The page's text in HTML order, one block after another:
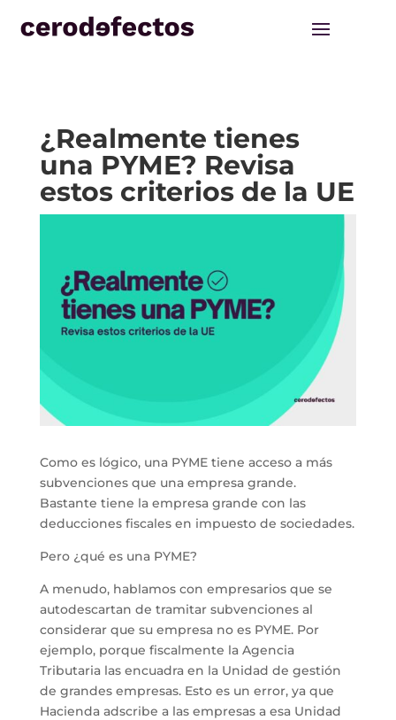
¿Realmente tienes
una PYME? Revisa
estos criterios de la UE
Como es lógico, una PYME tiene acceso a más
subvenciones que una empresa grande.
Bastante tiene la empresa grande con las
deducciones fiscales en impuesto de sociedades.
Pero ¿qué es una PYME?
A menudo, hablamos con empresarios que se
autodescartan de tramitar subvenciones al
considerar que su empresa no es PYME. Por
ejemplo, porque fiscalmente la Agencia
Tributaria las encuadra en la Unidad de gestión
de grandes empresas. Esto es un error, ya que
Hacienda adscribe a las empresas a esa Unidad